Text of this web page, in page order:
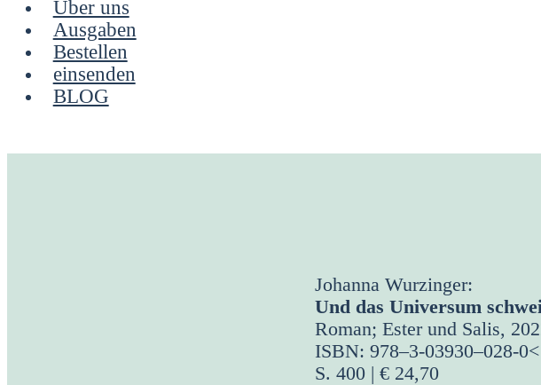
Über uns
Ausgaben
Bestellen
einsenden
BLOG
Johan­na Wurzin­ger:
Und das Uni­ver­sum
Roman; Ester und Salis,
ISBN: 978–3‑03930–028‑0<
S. 400 | € 24,70